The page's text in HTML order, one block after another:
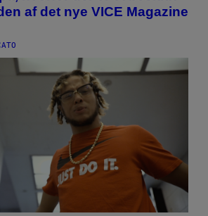
af det nye VICE Magazine